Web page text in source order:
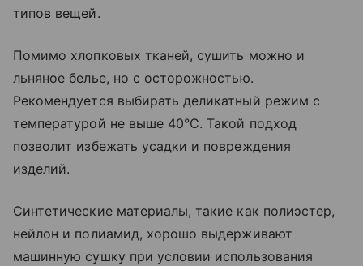
типов вещей.
Помимо хлопковых тканей, сушить можно и
льняное белье, но с осторожностью.
Рекомендуется выбирать деликатный режим с
температурой не выше 40°C. Такой подход
позволит избежать усадки и повреждения
изделий.
Синтетические материалы, такие как полиэстер,
нейлон и полиамид, хорошо выдерживают
машинную сушку при условии использования